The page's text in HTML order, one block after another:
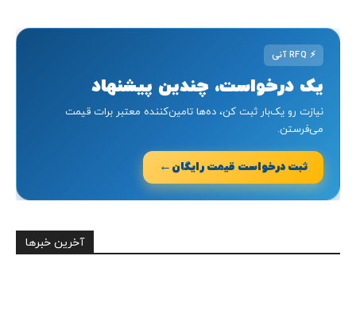
⚡
یک درخواست، چندین پیشنهاد
نیازت رو یک‌بار ثبت کن، ده‌ها تامین‌کننده معتبر برات قیمت
می‌فرستن.
ثبت درخواست قیمت رایگان ←
آخرین خبرها